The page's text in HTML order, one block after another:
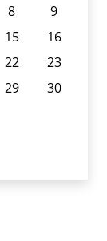
8
9
15
16
22
23
29
30